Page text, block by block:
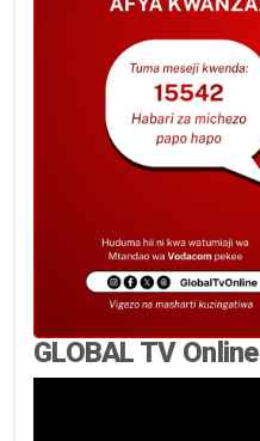
GLOBAL TV Online